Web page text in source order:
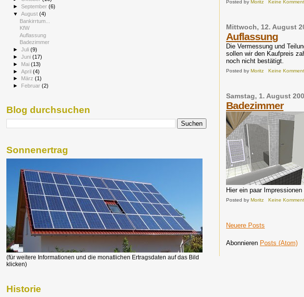
Posted byMoritz Keine
Mittwoch, 12. August
Auflassung
Die Vermessung und
sollen wir den Kaufpreis
noch nicht bestätigt.
Posted byMoritz Keine
Samstag, 1. August
Badezimmer
Hier ein paar
Posted by Moritz Keine
Neuere Posts
Abonnieren Posts (Atom)
►September(6)
▼August(4)
Bankirrtum...
KfW
Auflassung
Badezimmer
►Juli(9)
►Juni(17)
► Mai(13)
►April(4)
►
März(1)
► Februar(2)
Blog durchsuchen
Sonnenertrag
(für weitere Informationen und die monatlichen Ertragsdaten auf das Bild
klicken)
Historie